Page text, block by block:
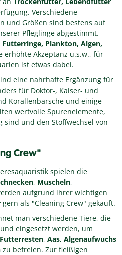
Verschiedene
und Größen sind bestens auf
Pfleglinge abgestimmt.
Plankton, Algen,
erhöhte Akzeptanz u.s.w., für
ist etwas dabei.
eine nahrhafte Ergänzung für
für Doktor-, Kaiser- und
Korallenbarsche und einige
wertvolle Spurenelemente,
und den Stoffwechsel von
Crew"
spielen die
, Muscheln,
aufgrund ihrer wichtigen
gern als "Cleaning Crew" gekauft.
man verschiedene Tiere, die
eingesetzt werden, um
Futterresten, Aas, Algenaufwuchs
zu befreien. Zur fleißigen